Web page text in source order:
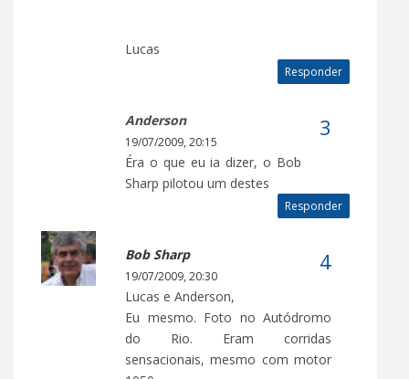
Lucas
Responder
Anderson
19/07/2009, 20:15
Éra o que eu ia dizer, o Bob
Sharp pilotou um destes
Responder
Bob Sharp
19/07/2009, 20:30
Lucas e Anderson,
Eu mesmo. Foto no Autódromo
do Rio. Eram corridas
sensacionais, mesmo com motor